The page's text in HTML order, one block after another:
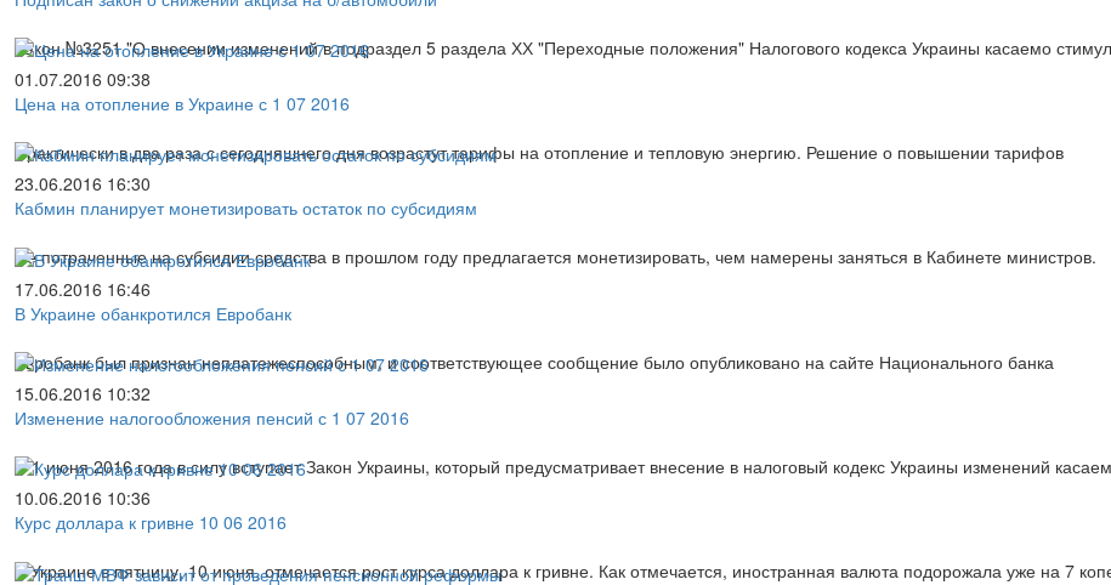
Закон №3251 "О внесении изменений в подраздел 5 раздела ХХ "Переходные положения" Налогового кодекса Украины касаемо
01.07.2016 09:38
Цена на отопление в Украине с 1 07 2016
Практически в два раза с сегодняшнего дня возрастут тарифы на отопление и тепловую энергию. Решение о повышении тарифов
23.06.2016 16:30
Кабмин планирует монетизировать остаток по субсидиям
Не потраченные на субсидии средства в прошлом году предлагается монетизировать, чем намерены заняться в Кабинете министров.
17.06.2016 16:46
В Украине обанкротился Евробанк
Евробанк был признан неплатежеспособным, и соответствующее сообщение было опубликовано на сайте Национального банка
15.06.2016 10:32
Изменение налогообложения пенсий с 1 07 2016
С 1 июня 2016 года в силу вступает Закон Украины, который предусматривает внесение в налоговый кодекс Украины изменений
10.06.2016 10:36
Курс доллара к гривне 10 06 2016
В Украине в пятницу, 10 июня, отмечается рост курса доллара к гривне. Как отмечается, иностранная валюта подорожала уже на 7